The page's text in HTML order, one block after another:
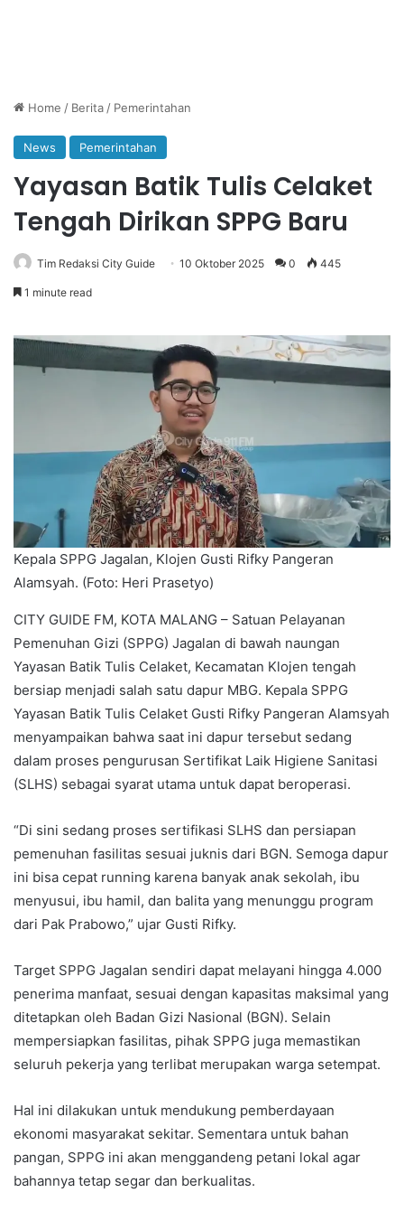
Home / Berita / Pemerintahan
News Pemerintahan
Yayasan Batik Tulis Celaket
Tengah Dirikan SPPG Baru
Tim Redaksi City Guide 10 Oktober 2025 0 445
1 minute read
Kepala SPPG Jagalan, Klojen Gusti Rifky Pangeran
Alamsyah. (Foto: Heri Prasetyo)
CITY GUIDE FM, KOTA MALANG – Satuan Pelayanan
Pemenuhan Gizi (SPPG) Jagalan di bawah naungan
Yayasan Batik Tulis Celaket, Kecamatan Klojen tengah
bersiap menjadi salah satu dapur MBG. Kepala SPPG
Yayasan Batik Tulis Celaket Gusti Rifky Pangeran Alamsyah
menyampaikan bahwa saat ini dapur tersebut sedang
dalam proses pengurusan Sertifikat Laik Higiene Sanitasi
(SLHS) sebagai syarat utama untuk dapat beroperasi.
“Di sini sedang proses sertifikasi SLHS dan persiapan
pemenuhan fasilitas sesuai juknis dari BGN. Semoga dapur
ini bisa cepat running karena banyak anak sekolah, ibu
menyusui, ibu hamil, dan balita yang menunggu program
dari Pak Prabowo,” ujar Gusti Rifky.
Target SPPG Jagalan sendiri dapat melayani hingga 4.000
penerima manfaat, sesuai dengan kapasitas maksimal yang
ditetapkan oleh Badan Gizi Nasional (BGN). Selain
mempersiapkan fasilitas, pihak SPPG juga memastikan
seluruh pekerja yang terlibat merupakan warga setempat.
Hal ini dilakukan untuk mendukung pemberdayaan
ekonomi masyarakat sekitar. Sementara untuk bahan
pangan, SPPG ini akan menggandeng petani lokal agar
bahannya tetap segar dan berkualitas.